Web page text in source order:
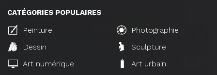
CATÉGORIES POPULAIRES
Peinture
Photographie
Dessin
Sculpture
Art numérique
Art urbain